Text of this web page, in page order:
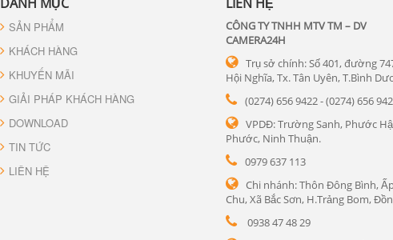
SẢN PHẨM
KHÁCH HÀNG
KHUYẾN MÃI
GIẢI PHÁP KHÁCH HÀNG
DOWNLOAD
TIN TỨC
LIÊN HỆ
CÔNG TY TNHH MTV TM – DV
CAMERA24H
Trụ sở chính: Số 401, đường
Hội Nghĩa, Tx. Tân Uyên, T.Bình
(0274) 656 9422 - (0274) 656
VPDĐ: Trường Sanh, Phước
Phước, Ninh Thuận.
0979 637 113
Chi nhánh: Thôn Đông Bình,
Chu, Xã Bắc Sơn, H.Trảng Bom,
0938 47 48 29